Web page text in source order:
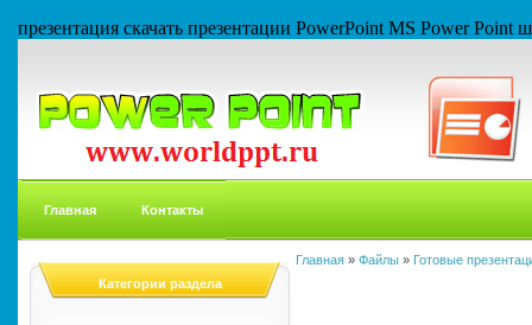
презентация скачать презентации PowerPoint MS Power
Главная Контакты
Категории раздела
Главная » Файлы » Готовые